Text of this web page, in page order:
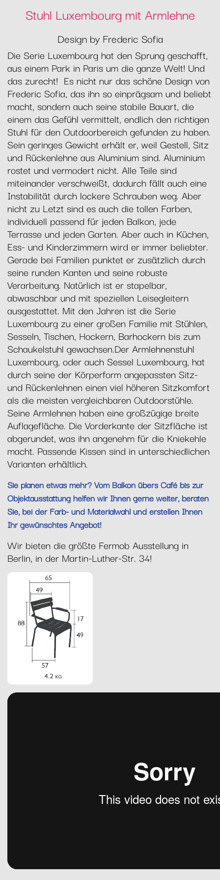
Stuhl Luxembourg mit Armlehne
Design by Frederic Sofia
Die Serie Luxembourg hat den Sprung geschafft,
aus einem Park in Paris um die ganze Welt! Und
das zurecht! Es nicht nur das schöne Design von
Frederic Sofia, das ihn so einprägsam und beliebt
macht, sondern auch seine stabile Bauart, die
einem das Gefühl vermittelt, endlich den richtigen
Stuhl für den Outdoorbereich gefunden zu haben.
Sein geringes Gewicht erhält er, weil Gestell, Sitz
und Rückenlehne aus Aluminium sind. Aluminium
rostet und vermodert nicht. Alle Teile sind
miteinander verschweißt, dadurch fällt auch eine
Instabilität durch lockere Schrauben weg. Aber
nicht zu Letzt sind es auch die tollen Farben,
individuell passend für jeden Balkon, jede
Terrasse und jeden Garten. Aber auch in Küchen,
Ess- und Kinderzimmern wird er immer beliebter.
Gerade bei Familien punktet er zusätzlich durch
seine runden Kanten und seine robuste
Verarbeitung. Natürlich ist er stapelbar,
abwaschbar und mit speziellen Leisegleitern
ausgestattet. Mit den Jahren ist die Serie
Luxembourg zu einer großen Familie mit Stühlen,
Sesseln, Tischen, Hockern, Barhockern bis zum
Schaukelstuhl gewachsen.Der Armlehnenstuhl
Luxembourg, oder auch Sessel Luxembourg, hat
durch seine der Körperform angepassten Sitz-
und Rückenlehnen einen viel höheren Sitzkomfort
als die meisten vergleichbaren Outdoorstühle.
Seine Armlehnen haben eine großzügige breite
Auflagefläche. Die Vorderkante der Sitzfläche ist
abgerundet, was ihn angenehm für die Kniekehle
macht. Passende Kissen sind in unterschiedlichen
Varianten erhältlich.
Sie planen etwas mehr? Vom Balkon übers Café bis zur
Objektausstattung helfen wir Ihnen gerne weiter, beraten
Sie, bei der Farb- und Materialwahl und erstellen Ihnen
Ihr gewünschtes Angebot!
Wir bieten die größte Fermob Ausstellung in
Berlin, in der Martin-Luther-Str. 34!